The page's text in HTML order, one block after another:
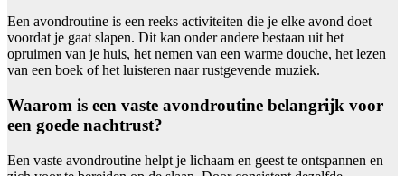
Een avondroutine is een reeks activiteiten die je elke avond doet
voordat je gaat slapen. Dit kan onder andere bestaan uit het
opruimen van je huis, het nemen van een warme douche, het lezen
van een boek of het luisteren naar rustgevende muziek.
Waarom is een vaste avondroutine belangrijk voor
een goede nachtrust?
Een vaste avondroutine helpt je lichaam en geest te ontspannen en